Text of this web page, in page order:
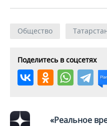
Общество
Поделитесь в соцсетях
«Реальное